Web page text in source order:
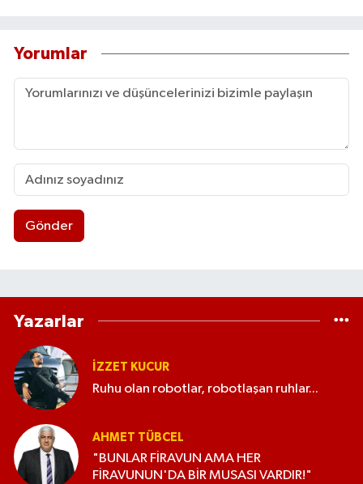
Yorumlar
Gönder
Yazarlar
İZZET KUCUR
Ruhu olan robotlar, robotlaşan ruhlar...
AHMET TÜBCEL
"BUNLAR FİRAVUN AMA HER
FİRAVUNUN'DA BİR MUSASI VARDIR!"